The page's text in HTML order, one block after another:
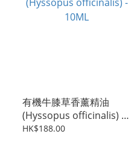
有機牛膝草香薰精油
(Hyssopus officinalis) -
10ML
HK$188.00